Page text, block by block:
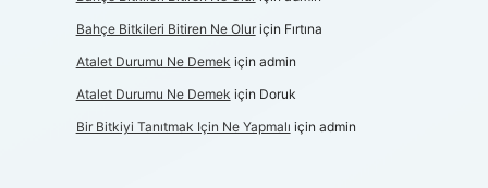
Bahçe Bitkileri Bitiren Ne Oluriçin Fırtına
Atalet Durumu Ne Demek için admin
Atalet Durumu Ne Demek için Doruk
Bir Bitkiyi Tanıtmak Için Ne Yapmalı için admin